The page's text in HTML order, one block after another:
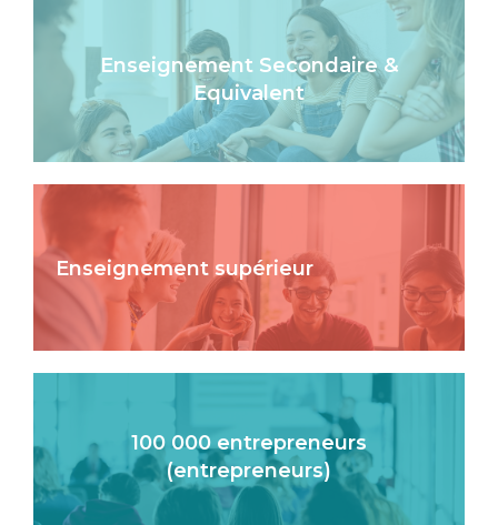
Enseignement Secondaire &
Equivalent
Enseignement supérieur
100 000 entrepreneurs
(entrepreneurs)